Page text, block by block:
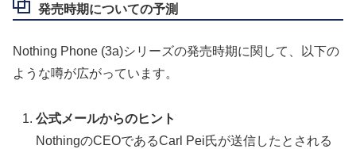
発売時期についての予測
Nothing Phone (3a)シリーズの発売時期に関して、以下の
ような噂が広がっています。
公式メールからのヒント
NothingのCEOであるCarl Pei氏が送信したとされる